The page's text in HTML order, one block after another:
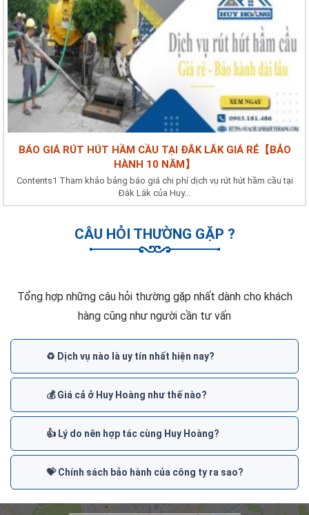
BÁO GIÁ RÚT HÚT HẦM CẦU TẠI ĐẮK LẮK GIÁ RẺ【BẢO
HÀNH 10 NĂM】
Contents1 Tham khảo bảng báo giá chi phí dịch vụ rút hút hầm cầu tại
Đắk Lắk của Huy...
CÂU HỎI THƯỜNG GẶP ?
Tổng hợp những câu hỏi thường gặp nhất dành cho khách
hàng cũng như người cần tư vấn
♻️ Dịch vụ nào là uy tín nhất hiện nay?
💰 Giá cả ở Huy Hoàng như thế nào?
👍 Lý do nên hợp tác cùng Huy Hoàng?
💝 Chính sách bảo hành của công ty ra sao?